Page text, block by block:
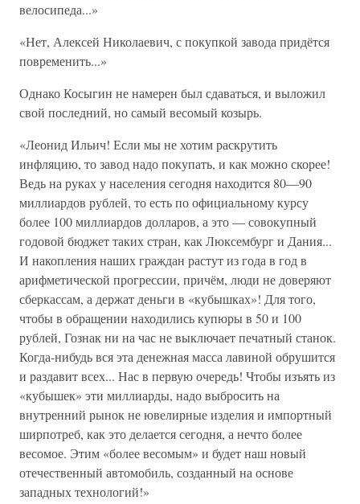
велосипеда...»
«Нет, Алексей Николаевич, с покупкой завода придётся
повременить...»
Однако Косыгин не намерен был сдаваться, и выложил
свой последний, но самый весомый козырь.
«Леонид Ильич! Если мы не хотим раскрутить
инфляцию, то завод надо покупать, и как можно скорее!
Ведь на руках у населения сегодня находится 80—90
миллиардов рублей, то есть по официальному курсу
более 100 миллиардов долларов, а это — совокупный
годовой бюджет таких стран, как Люксембург и Дания...
И накопления наших граждан растут из года в год в
арифметической прогрессии, причём, люди не доверяют
сберкассам, а держат деньги в «кубышках»! Для того,
чтобы в обращении находились купюры в 50 и 100
рублей, Гознак ни на час не выключает печатный станок.
Когда-нибудь вся эта денежная масса лавиной обрушится
и раздавит всех... Нас в первую очередь! Чтобы изъять из
«кубышек» эти миллиарды, надо выбросить на
внутренний рынок не ювелирные изделия и импортный
ширпотреб, как это делается сегодня, а нечто более
весомое. Этим «более весомым» и будет наш новый
отечественный автомобиль, созданный на основе
западных технологий!»